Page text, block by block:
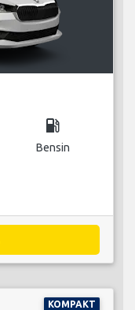
local_gas_station
Bensin
KOMPAKT